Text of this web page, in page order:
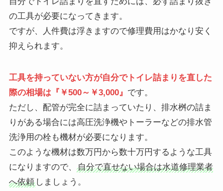
の工具が必要になってきます。
ですが、人件費は浮きますので修理費用はかなり安く
抑えられます。
工具を持っていない方が自分でトイレ詰まりを直した
際の相場は『￥500～￥3,000』 です。
ただし、配管が完全に詰まっていたり、排水桝の詰ま
りがある場合には高圧洗浄機やトーラーなどの排水管
洗浄用の栓も機材が必要になります。
このような機材は数万円から数十万円するような工具
になりますので、
自分で直せない場合は水道修理業者
へ依頼しましょう。